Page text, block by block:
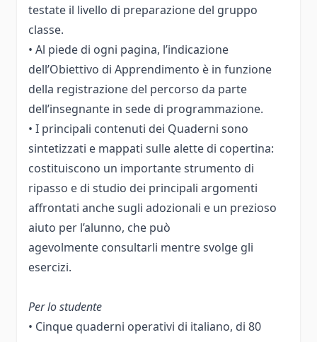
testate il livello di preparazione del gruppo
classe.
• Al piede di ogni pagina, l’indicazione
dell’Obiettivo di Apprendimento è in funzione
della registrazione del percorso da parte
dell’insegnante in sede di programmazione.
• I principali contenuti dei Quaderni sono
sintetizzati e mappati sulle alette di copertina:
costituiscono un importante strumento di
ripasso e di studio dei principali argomenti
affrontati anche sugli adozionali e un prezioso
aiuto per l’alunno, che può
agevolmente consultarli mentre svolge gli
esercizi.
Per lo studente
• Cinque quaderni operativi di italiano, di 80